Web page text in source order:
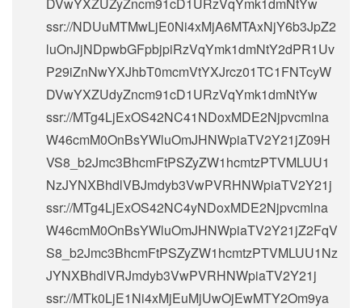
ssr://NDUuMTMwLjE0Ni4xMjA6MTAxNjY6b3JpZ2
luOnJjNDpwbGFpbjpiRzVqYmk1dmNtY2dPR1Uv
P29iZnNwYXJhbT0mcmVtYXJrcz01TC1FNTcyW
DVwYXZUdyZncm91cD1URzVqYmk1dmNtYw
ssr://MTg4LjExOS42NC41NDoxMDE2Njpvcmlna
W46cmM0OnBsYWluOmJHNWpiaTV2Y21jZ09H
VS8_b2Jmc3BhcmFtPSZyZW1hcmtzPTVMLUU1
NzJYNXBhdlVBJmdyb3VwPVRHNWpiaTV2Y21j
ssr://MTg4LjExOS42NC4yNDoxMDE2Njpvcmlna
W46cmM0OnBsYWluOmJHNWpiaTV2Y21jZ2FqV
S8_b2Jmc3BhcmFtPSZyZW1hcmtzPTVMLUU1Nz
JYNXBhdlVRJmdyb3VwPVRHNWpiaTV2Y21j
ssr://MTk0LjE1Ni4xMjEuMjUwOjEwMTY2Om9ya